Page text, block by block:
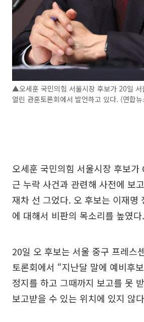
▲오세훈 국민의힘 서울시장 후보가 20일 서
열린 관훈토론회에서 발언하고 있다. (연합
오세훈 국민의힘 서울시장 후보가
근 누락 사건과 관련해 사전에 보
재차 선 그었다. 오 후보는 이재명
에 대해서 비판의 목소리를 높였다.
20일 오 후보는 서울 중구 프레스
토론회에서 “지난달 말에 예비후
정지를 하고 그때까지 보고를 못
보고받을 수 있는 위치에 있지 않